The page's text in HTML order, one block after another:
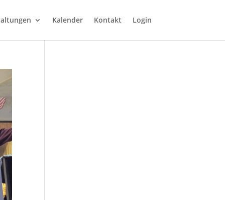
Kalender Kontakt Login